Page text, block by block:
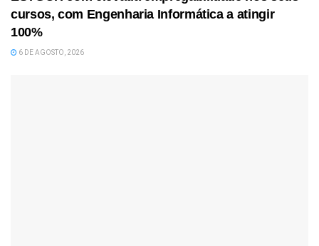
cursos, com Engenharia Informática a atingir
100%
6 DE AGOSTO, 2026